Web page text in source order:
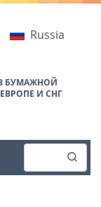
Russia
БУМАЖНОЙ
И СНГ